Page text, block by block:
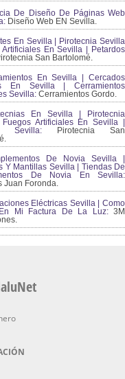
De Diseño De Páginas Web
Diseño Web EN Sevilla.
En Sevilla | Pirotecnia Sevilla
Artificiales En Sevilla | Petardos
San Bartolomé.
En Sevilla | Cercados
En Sevilla | Cerramientos
Sevilla: Cerramientos Gordo.
En Sevilla | Pirotecnia
Artificiales En Sevilla |
Sevilla: Pirotecnia San
De Novia Sevilla |
Y Mantillas Sevilla | Tiendas De
De Novia En Sevilla:
Juan Foronda.
Eléctricas Sevilla | Como
Mi Factura De La Luz:3M